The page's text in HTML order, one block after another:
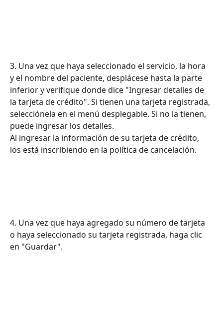
3. Una vez que haya seleccionado el servicio, la hora
y el nombre del paciente, desplácese hasta la parte
inferior y verifique donde dice "Ingresar detalles de
la tarjeta de crédito". Si tienen una tarjeta registrada,
selecciónela en el menú desplegable. Si no la tienen,
puede ingresar los detalles.
Al ingresar la información de su tarjeta de crédito,
los está inscribiendo en la política de cancelación.
4. Una vez que haya agregado su número de tarjeta
o haya seleccionado su tarjeta registrada, haga clic
en "Guardar".